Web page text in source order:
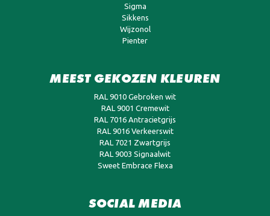
Sigma
Sikkens
Wijzonol
Pienter
MEEST GEKOZEN KLEUREN
RAL 9010 Gebroken wit
RAL 9001 Cremewit
RAL 7016 Antracietgrijs
RAL 9016 Verkeerswit
RAL 7021 Zwartgrijs
RAL 9003 Signaalwit
Sweet Embrace Flexa
SOCIAL MEDIA